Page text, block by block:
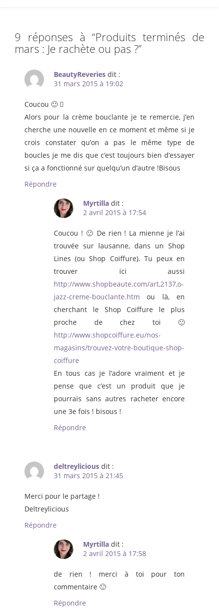
9 réponses à “Produits terminés de
mars : Je rachète ou pas ?”
BeautyReveries dit :
31 mars 2015 à 19:02
Coucou 🙂 
Alors pour la crème bouclante je te remercie, j’en
cherche une nouvelle en ce moment et même si je
crois constater qu’on a pas le même type de
boucles je me dis que c’est toujours bien d’essayer
si ça a fonctionné sur quelqu’un d’autre !Bisous
Répondre
Myrtilla dit :
2 avril 2015 à 17:54
Coucou ! 🙂 De rien ! La mienne je l’ai
trouvée sur lausanne, dans un Shop
Lines (ou Shop Coiffure). Tu peux en
trouver ici aussi
http://www.shopbeaute.com/art,2137,o-
jazz-creme-bouclante.htm ou là, en
cherchant le Shop Coiffure le plus
proche de chez toi 🙂
http://www.shopcoiffure.eu/nos-
magasins/trouvez-votre-boutique-shop-
coiffure
En tous cas je l’adore vraiment et je
pense que c’est un produit que je
pourrais sans autres racheter encore
une 3e fois ! bisous !
Répondre
deltreylicious dit :
31 mars 2015 à 21:45
Merci pour le partage !
Deltreylicious
Répondre
Myrtilla dit :
2 avril 2015 à 17:58
de rien ! merci à toi pour ton
commentaire 🙂
Répondre